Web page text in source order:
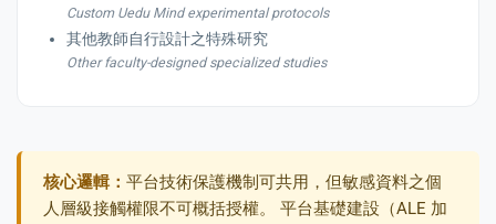
Custom Uedu Mind experimental protocols
其他教師自行設計之特殊研究
Other faculty-designed specialized studies
核心邏輯： 平台技術保護機制可共用，但敏感資料之個
人層級接觸權限不可概括授權。 平台基礎建設（ALE 加